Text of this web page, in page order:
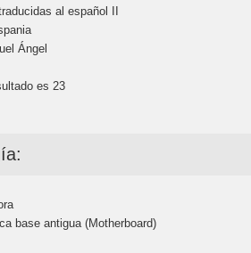
al español II
Ángel
es 23
base antigua (Motherboard)